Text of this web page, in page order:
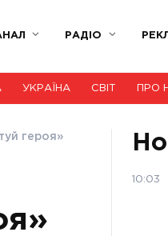
РАДІО
УКРАЇНА СВІТ ПРО
героя»
10:03